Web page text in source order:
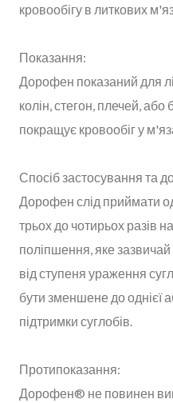
кровообігу в литкових
Показання:
Дорофен показаний для
колін, стегон, плечей, або
покращує кровообіг у
Спосіб застосування та
Дорофен слід приймати
трьох до чотирьох разів
поліпшення, яке
від ступеня ураження
бути зменшене до однієї
підтримки суглобів.
Протипоказання:
Дорофен® не повинен